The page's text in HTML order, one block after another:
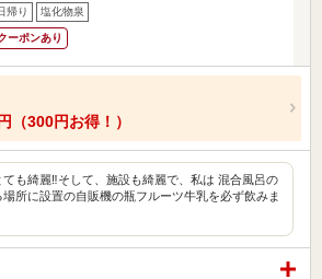
帰り 塩化物泉
ーポンあり
（300円お得！）
ても綺麗‼そして、施設も綺麗で、私は 混合風呂の
場所に設置の自販機の瓶フルーツ牛乳を必ず飲みま